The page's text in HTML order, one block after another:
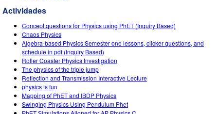
Actividades
Concept questions for Physics using PhET (Inquiry Based)
Chaos Physics
Algebra-based Physics Semester one lessons, clicker questions, and
schedule in pdf (Inquiry Based)
Roller Coaster Physics Investigation
The physics of the triple jump
Reflection and Transmission Interactive Lecture
physics is fun
Mapping of PhET and IBDP Physics
Swinging Physics Using Pendulum Phet